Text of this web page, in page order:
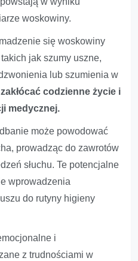
woskowiny.
się woskowiny
jak szumy uszne,
lub szumienia w
codzienne życie i
medycznej.
może powodować
prowadząc do zawrotów
słuchu. Te potencjalne
wprowadzenia
do rutyny higieny
i
z trudnościami w